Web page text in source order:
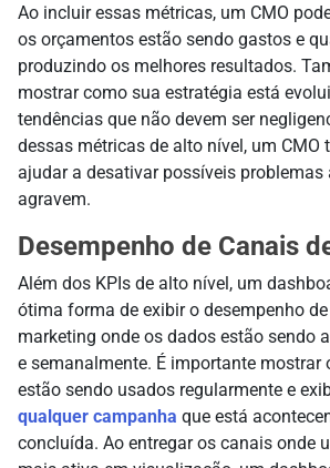
Ao incluir essas métricas, um CMO
os orçamentos estão sendo gastos e
produzindo os melhores resultados.
mostrar como sua estratégia está
tendências que não devem ser
dessas métricas de alto nível, um CMO
ajudar a desativar possíveis problemas
agravem.
Desempenho de Canais
Além dos KPIs de alto nível, um
ótima forma de exibir o desempenho
marketing onde os dados estão sendo
e semanalmente. É importante mostrar
estão sendo usados regularmente e
qualquer campanha que está
concluída. Ao entregar os canais onde